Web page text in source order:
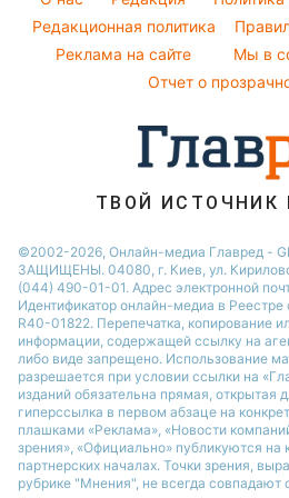
Максим Галкин
Настя Каменских
Погода на завтра
Пылевая буря
Редакционная политика
Реклама на сайте
Мы в
Отчет о
ТВОЙ ИСТОЧНИК
©2002-2026, Онлайн-медиа Главред -
ЗАЩИЩЕНЫ. 04080, г. Киев, ул.
(044) 490-01-01. Адрес электронной
Идентификатор онлайн-медиа в
R40-01822. Перепечатка, копирование
информации, содержащей ссылку на
либо виде запрещено. Использование
разрешается при условии ссылки на
изданий обязательна прямая, открытая
гиперссылка в первом абзаце на
плашками «Реклама», «Новости
зрения», «Официально» публикуются на
партнерских началах. Точки зрения,
рубрике "Мнения", не всегда совпадают